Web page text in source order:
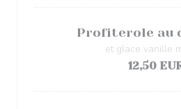
Profiterole au
et glace vanille
12,50